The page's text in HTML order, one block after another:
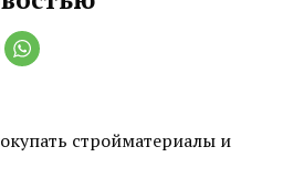
стройматериалы и